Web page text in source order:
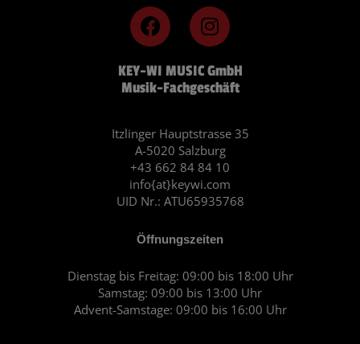
KEY-WI MUSIC GmbH
Musik-Fachgeschäft
Itzlinger Hauptstrasse 35
A-5020 Salzburg
+43 662 84 84 10
info{at}keywi.com
UID Nr.: ATU65935768
Öffnungszeiten
Dienstag bis Freitag: 09:00 bis 18:00 Uhr
Samstag: 09:00 bis 13:00 Uhr
Advent-Samstage: 09:00 bis 16:00 Uhr
F
a
c
e
b
o
k
I
n
s
t
a
r
a
m